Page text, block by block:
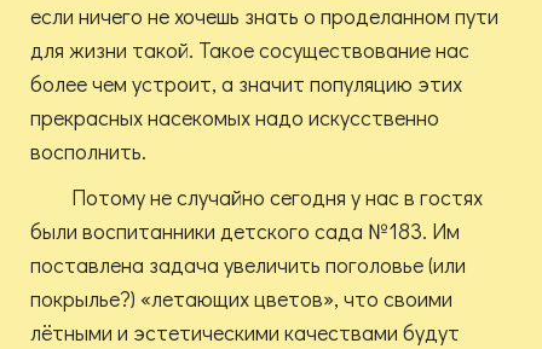
если ничего не хочешь знать о проделанном пути
для жизни такой. Такое сосуществование нас
более чем устроит, а значит популяцию этих
прекрасных насекомых надо искусственно
восполнить.
Потому не случайно сегодня у нас в гостях
были воспитанники детского сада №183. Им
поставлена задача увеличить поголовье (или
покрылье?) «летающих цветов», что своими
лётными и эстетическими качествами будут